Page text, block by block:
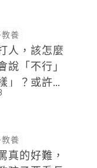
養
人，該怎麼
說「不行」
」？或許你
了他的攻擊
養
真的好難，